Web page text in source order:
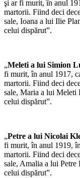
şi ar fi murit, în anul
martorii. Fiind deci
sale, Ioana a lui Ilie
celui dispărut”.
„Meleti a lui Simion
fi murit, în anul 1917,
martorii. Fiind deci
sale, Maria a lui Meleti
celui dispărut”.
„Petre a lui Nicolai
fi murit, în anul 1919,
martorii. Fiind deci
sale, Amalia a lui
celui dispărut”.